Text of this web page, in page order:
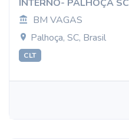
INTERNO- PALHOÇA SC
BM VAGAS
Palhoça, SC, Brasil
CLT